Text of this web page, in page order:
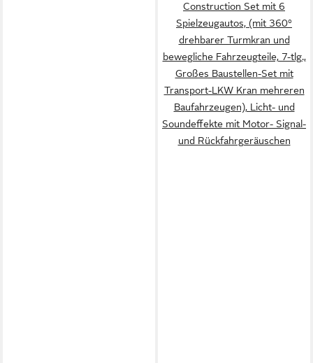
Construction Set mit 6
Spielzeugautos, (mit 360°
drehbarer Turmkran und
bewegliche Fahrzeugteile, 7-tlg.,
Großes Baustellen-Set mit
Transport-LKW Kran mehreren
Baufahrzeugen), Licht- und
Soundeffekte mit Motor- Signal-
und Rückfahrgeräuschen